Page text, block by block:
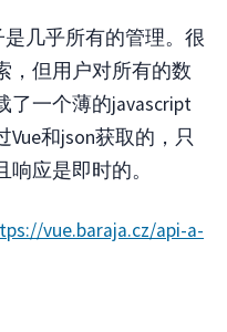
几乎所有的管理。很
，但用户对所有的数
了一个薄的javascript
和json获取的，只
应是即时的。
vue.baraja.cz/api-a-